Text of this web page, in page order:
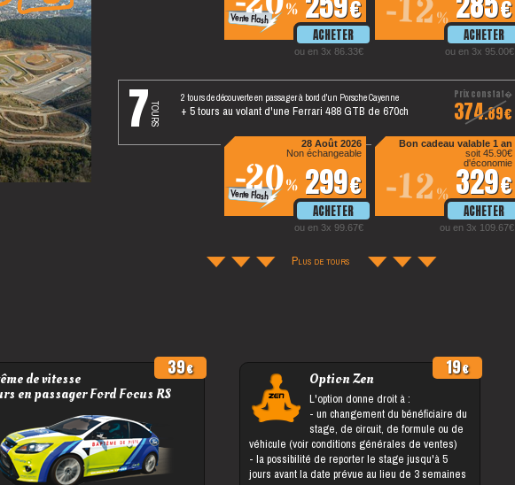
ou en 3x 95.00
-12%
ou en 3x 86.33
%
7tours
2 tours de découverte en passager à bord d'un Porsche Cayenne
+ 5 tours au volant d'une Ferrari 488 GTB de 670ch 374.89
Bon cadeau valable 1 an
329
ou en 3x 109.67
-12%
soit 45.90
d'économie
28 Août 2026
Non échangeable
299
ou en 3x 99.67
-20%
Plus de tours
de vitesse
en passager Ford Focus RS
39
Option Zen
19
L'option donne droit à :
- un changement du bénéficiaire du
stage, de circuit, de formule ou de
véhicule (voir conditions générales de ventes)
- la possibilité de reporter le stage jusqu'à 5
jours avant la date prévue au lieu de 3 semaines